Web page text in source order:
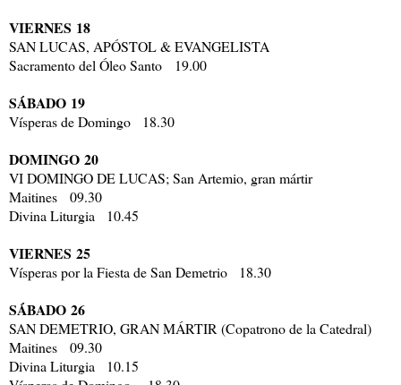
VIERNES 18
SAN LUCAS, APÓSTOL & EVANGELISTA
Sacramento del Óleo Santo 19.00
SÁBADO 19
Vísperas de Domingo 18.30
DOMINGO 20
VI DOMINGO DE LUCAS; San Artemio, gran mártir
Maitines 09.30
Divina Liturgia 10.45
VIERNES 25
Vísperas por la Fiesta de San Demetrio 18.30
SÁBADO 26
SAN DEMETRIO, GRAN MÁRTIR (Copatrono de la Catedral)
Maitines 09.30
Divina Liturgia 10.15